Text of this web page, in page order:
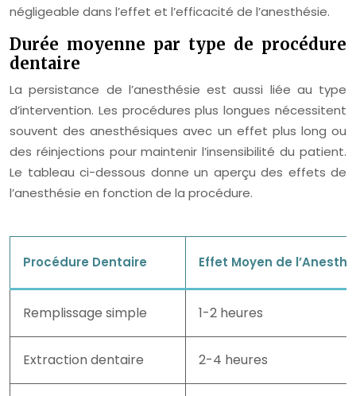
négligeable dans l’effet et l’efficacité de l’anesthésie.
Durée moyenne par type de procédure
dentaire
La persistance de l’anesthésie est aussi liée au type
d’intervention. Les procédures plus longues nécessitent
souvent des anesthésiques avec un effet plus long ou
des réinjections pour maintenir l’insensibilité du patient.
Le tableau ci-dessous donne un aperçu des effets de
l’anesthésie en fonction de la procédure.
Procédure Dentaire Effet Moyen de
Remplissage simple 1-2 heures
Extraction dentaire 2-4 heures